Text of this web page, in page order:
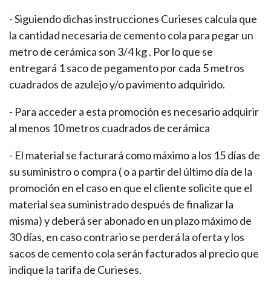
- Siguiendo dichas instrucciones Curieses calcula que
la cantidad necesaria de cemento cola para pegar un
metro de cerámica son 3/4 kg . Por lo que se
entregará 1 saco de pegamento por cada 5 metros
cuadrados de azulejo y/o pavimento adquirido.
- Para acceder a esta promoción es necesario adquirir
al menos 10 metros cuadrados de cerámica
- El material se facturará como máximo a los 15 días de
su suministro o compra ( o a partir del último día de la
promoción en el caso en que el cliente solicite que el
material sea suministrado después de finalizar la
misma) y deberá ser abonado en un plazo máximo de
30 días, en caso contrario se perderá la oferta y los
sacos de cemento cola serán facturados al precio que
indique la tarifa de Curieses.